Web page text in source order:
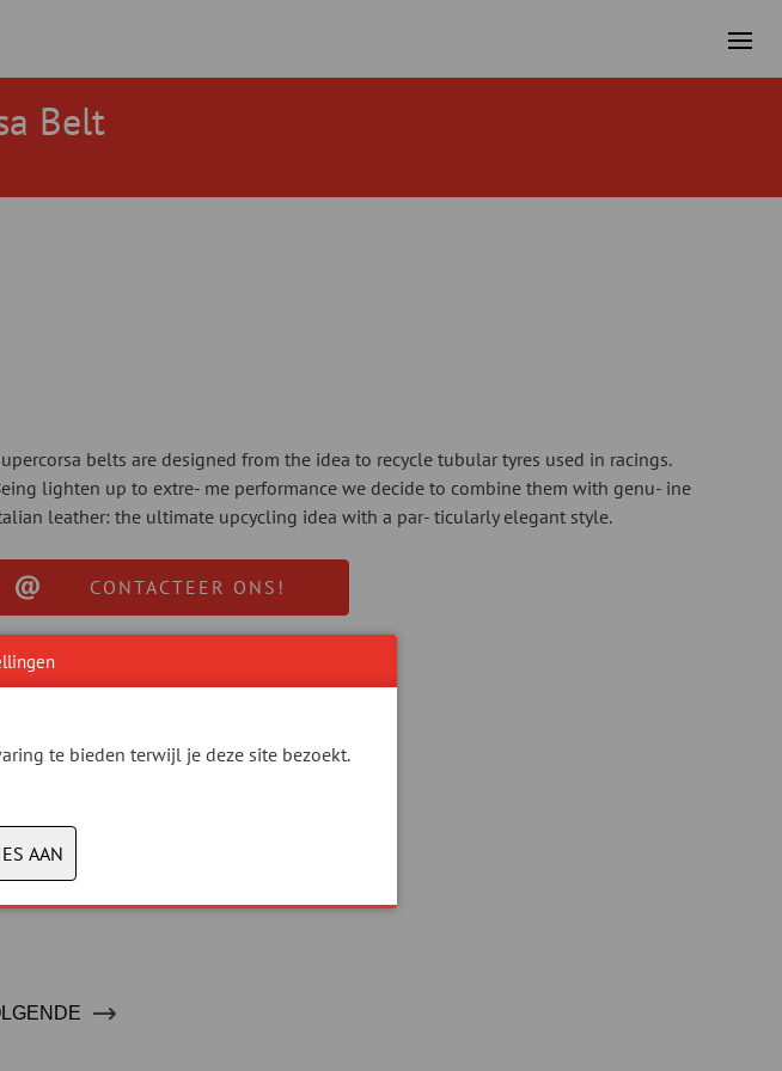
Belt
belts are designed from the idea to recycle tubular tyres used in racings.
lighten up to extre- me performance we decide to combine them with genu- ine
leather: the ultimate upcycling idea with a par- ticularly elegant style.
CONTACTEER ONS!
te bieden terwijl je deze site bezoekt.